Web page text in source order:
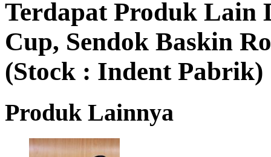
Terdapat Produk Lain
Cup, Sendok Baskin
(Stock : Indent Pabrik)
Produk Lainnya